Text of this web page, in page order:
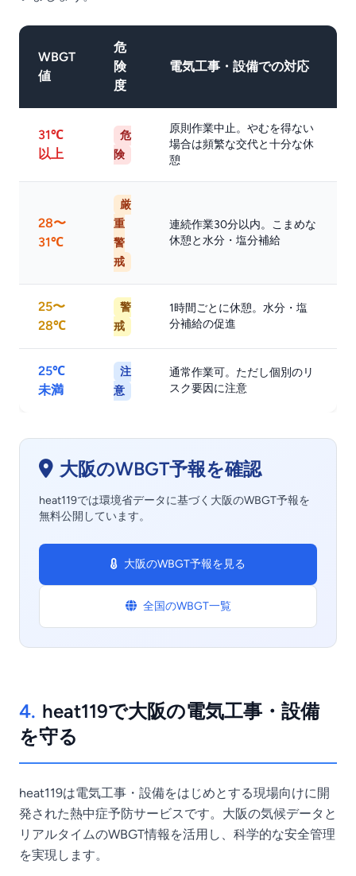
WBGT
値
危
険
度
電気工事・設備での対応
31℃
以上
危
険
原則作業中止。やむを得ない
場合は頻繁な交代と十分な休
憩
28〜
31℃
厳
重
警
戒
連続作業30分以内。こまめな
休憩と水分・塩分補給
25〜
28℃
警
戒
1時間ごとに休憩。水分・塩
分補給の促進
25℃
未満
注
意
通常作業可。ただし個別のリ
スク要因に注意
大阪のWBGT予報を確認
heat119では環境省データに基づく大阪のWBGT予報を
無料公開しています。
大阪のWBGT予報を見る
全国のWBGT一覧
4. heat119で大阪の電気工事・設備
を守る
heat119は電気工事・設備をはじめとする現場向けに開
発された熱中症予防サービスです。大阪の気候データと
リアルタイムのWBGT情報を活用し、科学的な安全管理
を実現します。